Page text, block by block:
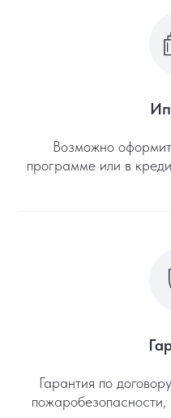
Возможно
программе или в
Гарантия по